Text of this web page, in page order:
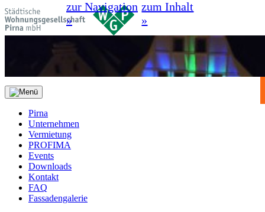
zur Navigation
»
zum Inhalt
»
Pirna
Unternehmen
Vermietung
PROFIMA
Events
Downloads
Kontakt
FAQ
Fassadengalerie